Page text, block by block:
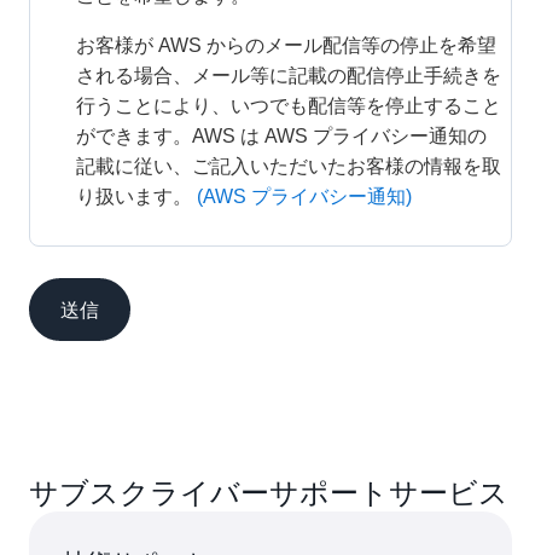
お客様が AWS からのメール配信等の停止を希望
される場合、メール等に記載の配信停止手続きを
行うことにより、いつでも配信等を停止すること
ができます。AWS は AWS プライバシー通知の
記載に従い、ご記入いただいたお客様の情報を取
り扱います。
(AWS プライバシー通知)
送信
サブスクライバーサポートサービス